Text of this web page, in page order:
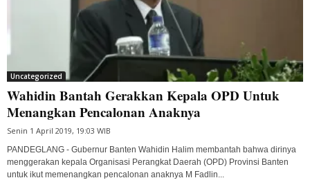
Uncategorized
Wahidin Bantah Gerakkan Kepala OPD Untuk
Menangkan Pencalonan Anaknya
Senin 1 April 2019, 19:03 WIB
PANDEGLANG - Gubernur Banten Wahidin Halim membantah bahwa dirinya
menggerakan kepala Organisasi Perangkat Daerah (OPD) Provinsi Banten
untuk ikut memenangkan pencalonan anaknya M Fadlin...